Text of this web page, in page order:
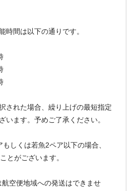
時間は以下の通りです。
された場合、繰り上げの最短指定
います。予めご了承ください。
しくは若魚2ペア以下の場合、
とがございます。
空便地域への発送はできませ